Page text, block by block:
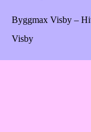
Byggmax Visby –
Visby